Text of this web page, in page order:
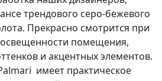
трендового серо-бежевого
Прекрасно смотрится при
помещения,
и акцентных элементов.
имеет практическое